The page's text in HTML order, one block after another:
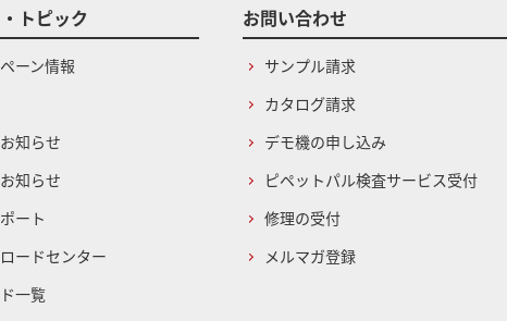
トピック
ーン情報
知らせ
知らせ
ート
ードセンター
一覧
お問い合わせ
サンプル請求
カタログ請求
デモ機の申し込み
ピペットパル検査サービス受付
修理の受付
メルマガ登録